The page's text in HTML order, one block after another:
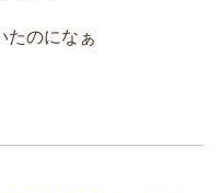
たのになぁ